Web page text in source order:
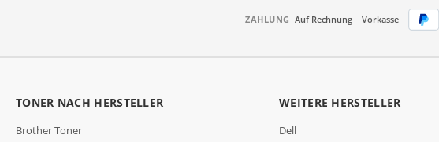
ZAHLUNG Auf Rechnung Vorkasse
TONER NACH HERSTELLER
Brother Toner
WEITERE HERSTELLER
Dell